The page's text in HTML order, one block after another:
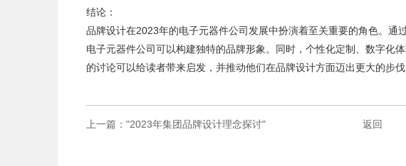
结论：
品牌设计在2023年的电子元器件公司发展中扮演着至关重要的角色。通
电子元器件公司可以构建独特的品牌形象。同时，个性化定制、数字化
的讨论可以给读者带来启发，并推动他们在品牌设计方面迈出更大的步
上一篇 ："2023年集团品牌设计理念探讨" 返回